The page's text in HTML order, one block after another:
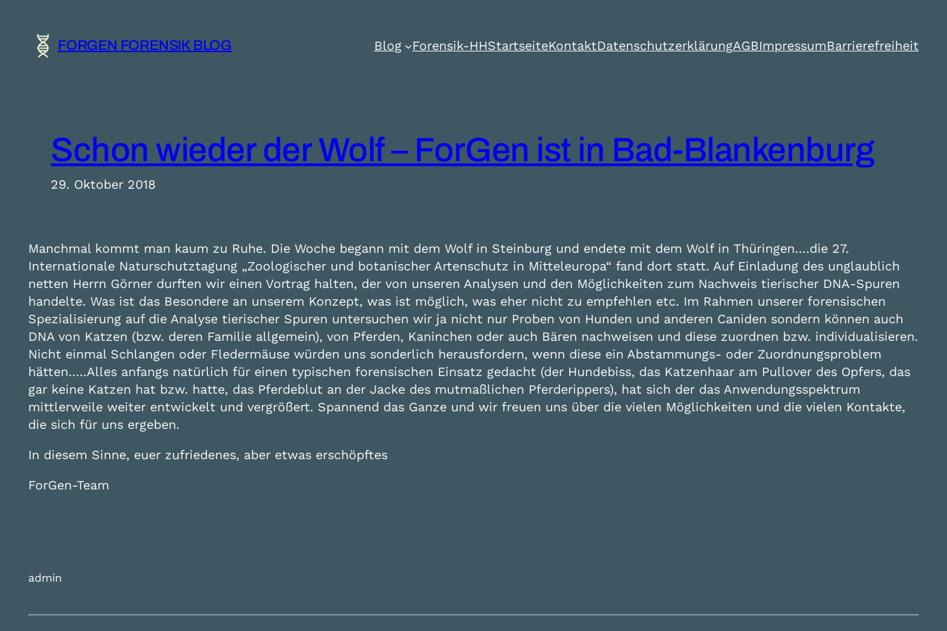
Inhalt
springen FORGEN FORENSIK BLOG Blog Forensik-HHStartseiteKontaktDatenschutzerklärungAGBImpressumBarrierefreiheit
Schon wieder der Wolf – ForGen ist in Bad-Blankenburg
29. Oktober 2018
Manchmal kommt man kaum zu Ruhe. Die Woche begann mit dem Wolf in Steinburg und endete mit dem Wolf in Thüringen….die 27.
Internationale Naturschutztagung „Zoologischer und botanischer Artenschutz in Mitteleuropa“ fand dort statt. Auf Einladung des unglaublich
netten Herrn Görner durften wir einen Vortrag halten, der von unseren Analysen und den Möglichkeiten zum Nachweis tierischer DNA-Spuren
handelte. Was ist das Besondere an unserem Konzept, was ist möglich, was eher nicht zu empfehlen etc. Im Rahmen unserer forensischen
Spezialisierung auf die Analyse tierischer Spuren untersuchen wir ja nicht nur Proben von Hunden und anderen Caniden sondern können auch
DNA von Katzen (bzw. deren Familie allgemein), von Pferden, Kaninchen oder auch Bären nachweisen und diese zuordnen bzw. individualisieren.
Nicht einmal Schlangen oder Fledermäuse würden uns sonderlich herausfordern, wenn diese ein Abstammungs- oder Zuordnungsproblem
hätten…..Alles anfangs natürlich für einen typischen forensischen Einsatz gedacht (der Hundebiss, das Katzenhaar am Pullover des Opfers, das
gar keine Katzen hat bzw. hatte, das Pferdeblut an der Jacke des mutmaßlichen Pferderippers), hat sich der das Anwendungsspektrum
mittlerweile weiter entwickelt und vergrößert. Spannend das Ganze und wir freuen uns über die vielen Möglichkeiten und die vielen Kontakte,
die sich für uns ergeben.
In diesem Sinne, euer zufriedenes, aber etwas erschöpftes
ForGen-Team
admin